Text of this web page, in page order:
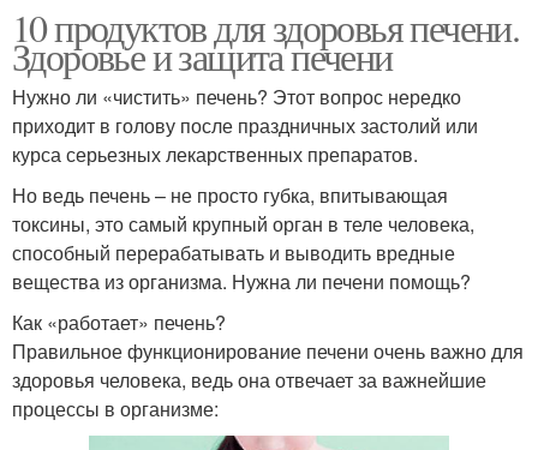
10 продуктов для здоровья печени.
Здоровье и защита печени
Нужно ли «чистить» печень? Этот вопрос нередко
приходит в голову после праздничных застолий или
курса серьезных лекарственных препаратов.
Но ведь печень – не просто губка, впитывающая
токсины, это самый крупный орган в теле человека,
способный перерабатывать и выводить вредные
вещества из организма. Нужна ли печени помощь?
Как «работает» печень?
Правильное функционирование печени очень важно для
здоровья человека, ведь она отвечает за важнейшие
процессы в организме: